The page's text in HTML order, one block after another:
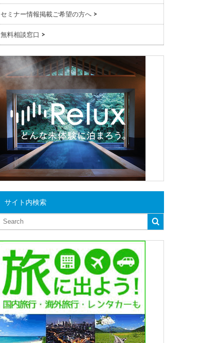
セミナー情報掲載ご希望の方へ >
無料相談窓口 >
サイト内検索